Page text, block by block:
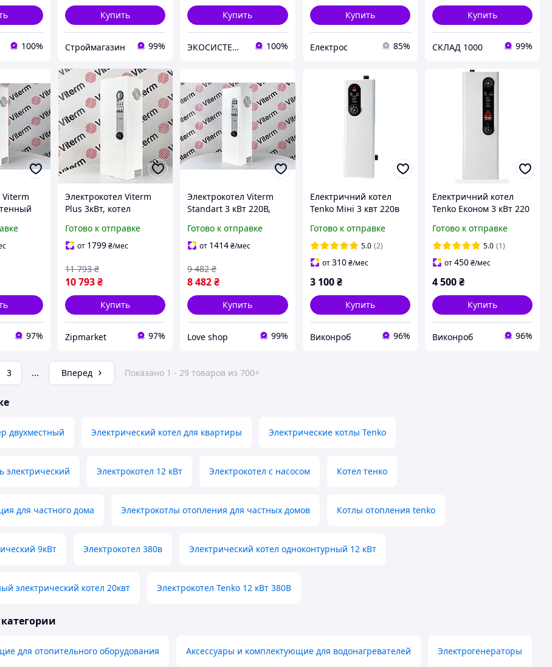
100%
Купить
Строймагазин 99%
Купить
ЭКОСИСТЕМ ИНЖИНИРИНГ ООО 100%
Купить
Електрос 85%
Купить
СКЛАД 1000 99%
Viterm
дома
97%
Электрокотел Viterm
Plus 3кВт, котел
обогреватель для дома
и дачи
Готово к отправке
от 1799₴/мес
10 793₴
11 793 ₴
Купить
Zipmarket 97%
Электрокотел Viterm
Standart 3 кВт 220В,
отопитель для дома,
энергосберегающий
Готово к отправке
от 1414₴/мес
8 482₴
9 482 ₴
Купить
Love shop 99%
Електричний котел
Tenko Міні 3 квт 220в
Готово к отправке
5.0 (2)
от310 ₴/мес
3 100 ₴
Купить
Виконроб 96%
Електричний котел
Tenko Економ 3 кВт 220
Готово к отправке
5.0 (1)
от450₴/мес
4 500₴
Купить
Виконроб 96%
3 ... Вперед Показано 1 - 29 товаров из 700+
двухместный Электрический котел для квартиры Электрические котлы Tenko
электрический Электрокотел 12 кВт Электрокотел с насосом Котел тенко
для частного дома Электрокотлы отопления для частных домов Котлы отопления tenko
9кВт Электрокотел 380в Электрический котел одноконтурный 12 кВт
электрический котел 20квт Электрокотел Tenko 12 кВт 380В
для отопительного оборудования Аксессуары и комплектующие для водонагревателей Электрогенераторы